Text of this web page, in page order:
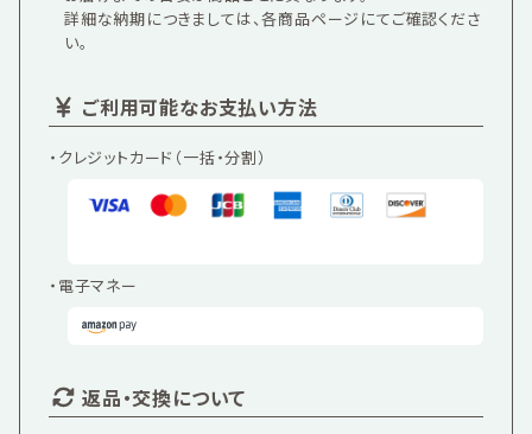
詳細な納期につきましては、各商品ページにてご確認くださ
い。
ご利用可能なお支払い方法
・クレジットカード（一括・分割）
・電子マネー
返品・交換について